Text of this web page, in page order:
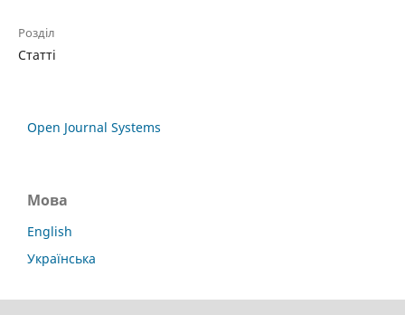
Розділ
Статті
Open Journal Systems
Мова
English
Українська